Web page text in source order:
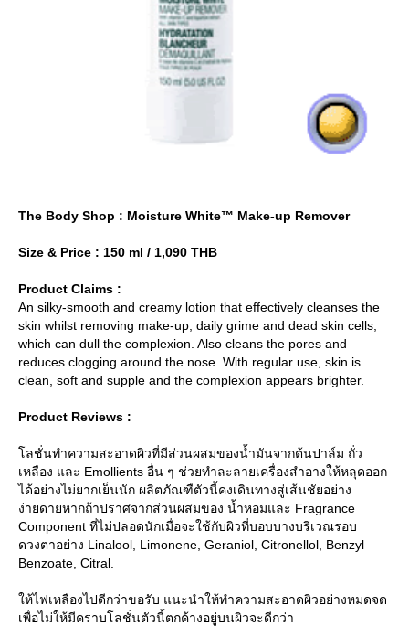
The Body Shop : Moisture White™ Make-up Remover
Size & Price : 150 ml / 1,090 THB
Product Claims :
An silky-smooth and creamy lotion that effectively cleanses the
skin whilst removing make-up, daily grime and dead skin cells,
which can dull the complexion. Also cleans the pores and
reduces clogging around the nose. With regular use, skin is
clean, soft and supple and the complexion appears brighter.
Product Reviews :
ลชั่นทำความสะอาดผิวที่มีส่วนผสมของน้ำมันจากต้นปาล์ม ถั่ว
เหลือง และ Emollients อื่น ๆ ช่วยทำละลายเครื่องสำอางให้หลุดออก
ได้อย่างไม่ยากเย็นนัก ผลิตภัณฑืตัวนี้คงเดินทางสู่เส้นชัยอย่าง
ง่ายดายหากถ้าปราศจากส่วนผสมของ น้ำหอมและ Fragrance
Component ที่ไม่ปลอดนักเมื่อจะใช้กับผิวที่บอบบางบริเวณรอบ
ดวงตาอย่าง Linalool, Limonene, Geraniol, Citronellol, Benzyl
Benzoate, Citral.
ห้ไฟเหลืองไปดีกว่าขอรับ แนะนำให้ทำความสะอาดผิวอย่างหมดจด
เพื่อไม่ให้มีคราบโลชั่นตัวนี้ตกค้างอยู่บนผิวจะดีกว่า